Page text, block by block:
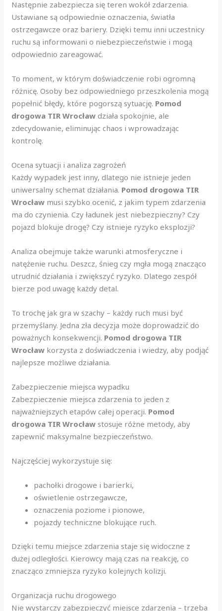
Następnie zabezpiecza się teren wokół zdarzenia.
Ustawiane są odpowiednie oznaczenia, światła
ostrzegawcze oraz bariery. Dzięki temu inni uczestnicy
ruchu są informowani o niebezpieczeństwie i mogą
odpowiednio zareagować.
To moment, w którym doświadczenie robi ogromną
różnicę. Osoby bez odpowiedniego przeszkolenia mogą
popełnić błędy, które pogorszą sytuację. Pomod
drogowa TIR Wrocław działa spokojnie, ale
zdecydowanie, eliminując chaos i wprowadzając
kontrolę.
Ocena sytuacji i analiza zagrożeń
Każdy wypadek jest inny, dlatego nie istnieje jeden
uniwersalny schemat działania. Pomod drogowa TIR
Wrocław musi szybko ocenić, z jakim typem zdarzenia
ma do czynienia. Czy ładunek jest niebezpieczny? Czy
pojazd blokuje drogę? Czy istnieje ryzyko eksplozji?
Analiza obejmuje także warunki atmosferyczne i
natężenie ruchu. Deszcz, śnieg czy mgła mogą znacząco
utrudnić działania i zwiększyć ryzyko. Dlatego zespół
bierze pod uwagę każdy detal.
To trochę jak gra w szachy – każdy ruch musi być
przemyślany. Jedna zła decyzja może doprowadzić do
poważnych konsekwencji. Pomod drogowa TIR
Wrocław korzysta z doświadczenia i wiedzy, aby podjąć
najlepsze możliwe działania.
Zabezpieczenie miejsca wypadku
Zabezpieczenie miejsca zdarzenia to jeden z
najważniejszych etapów całej operacji. Pomod
drogowa TIR Wrocław stosuje różne metody, aby
zapewnić maksymalne bezpieczeństwo.
Najczęściej wykorzystuje się:
pachołki drogowe i barierki,
oświetlenie ostrzegawcze,
oznaczenia poziome i pionowe,
pojazdy techniczne blokujące ruch.
Dzięki temu miejsce zdarzenia staje się widoczne z
dużej odległości. Kierowcy mają czas na reakcję, co
znacząco zmniejsza ryzyko kolejnych kolizji.
Organizacja ruchu drogowego
Nie wystarczy zabezpieczyć miejsce zdarzenia – trzeba